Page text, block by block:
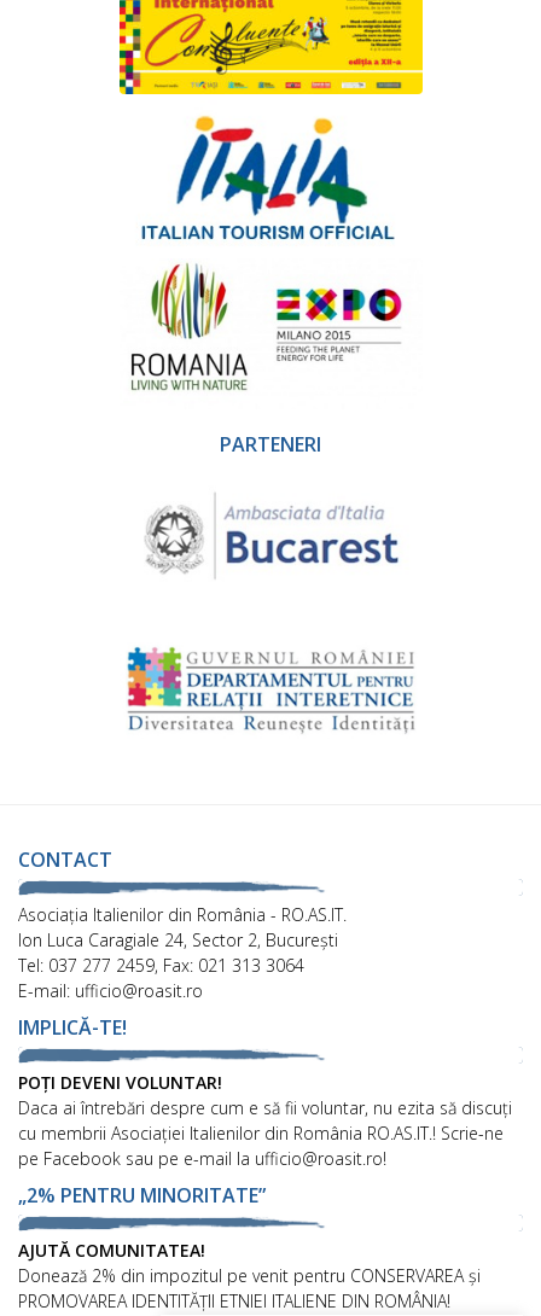
PARTENERI
CONTACT
Asociaţia Italienilor din România - RO.AS.IT.
Ion Luca Caragiale 24, Sector 2, București
Tel: 037 277 2459, Fax: 021 313 3064
E-mail: ufficio@roasit.ro
IMPLICĂ-TE!
POȚI DEVENI VOLUNTAR!
Daca ai întrebări despre cum e să fii voluntar, nu ezita să discuți
cu membrii Asociației Italienilor din România RO.AS.IT.! Scrie-ne
pe Facebook sau pe e-mail la ufficio@roasit.ro!
„2% PENTRU MINORITATE”
AJUTĂ COMUNITATEA!
Donează 2% din impozitul pe venit pentru CONSERVAREA și
PROMOVAREA IDENTITĂȚII ETNIEI ITALIENE DIN ROMÂNIA!